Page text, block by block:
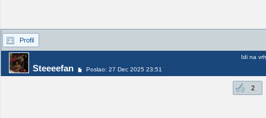
Profil
Steeeefan Poslao: 27 Dec 2025 23:51
Idi na vrh
2